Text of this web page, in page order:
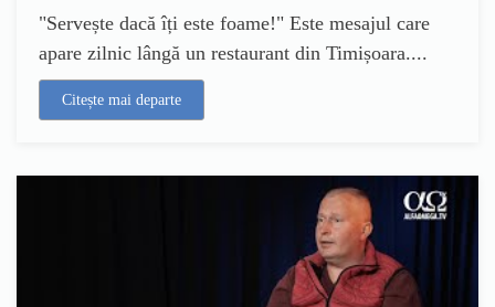
"Servește dacă îți este foame!" Este mesajul care
apare zilnic lângă un restaurant din Timișoara....
Citește mai departe